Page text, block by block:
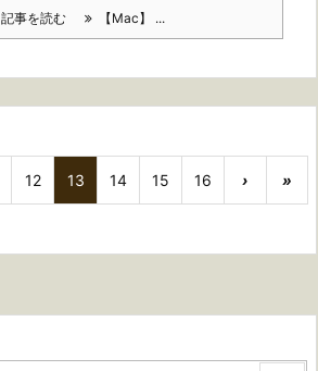
記事を読む 【Mac】 ...
12 13 14 15 16 › »